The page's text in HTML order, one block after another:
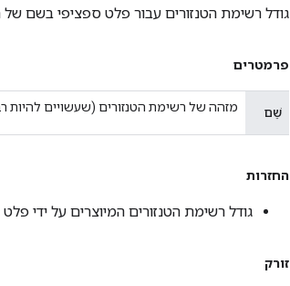
גודל רשימת הטנזורים עבור פלט ספציפי בשם של
פרמטרים
שֵׁם מזהה של רשימת הטנזורים (שעשויים להיות
החזרות
גודל רשימת הטנזורים המיוצרים על ידי פלט
זורק